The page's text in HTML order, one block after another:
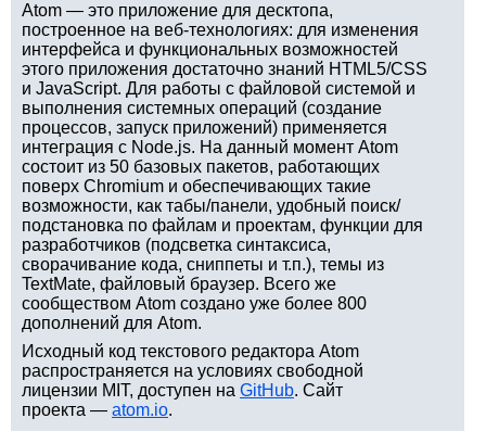
Atom — это приложение для десктопа,
построенное на веб-технологиях: для изменения
интерфейса и функциональных возможностей
этого приложения достаточно знаний HTML5/CSS
и JavaScript. Для работы с файловой системой и
выполнения системных операций (создание
процессов, запуск приложений) применяется
интеграция с Node.js. На данный момент Atom
состоит из 50 базовых пакетов, работающих
поверх Chromium и обеспечивающих такие
возможности, как табы/панели, удобный поиск/
подстановка по файлам и проектам, функции для
разработчиков (подсветка синтаксиса,
сворачивание кода, сниппеты и т.п.), темы из
TextMate, файловый браузер. Всего же
сообществом Atom создано уже более 800
дополнений для Atom.
Исходный код текстового редактора Atom
распространяется на условиях свободной
лицензии MIT, доступен на GitHub. Сайт
проекта — atom.io.